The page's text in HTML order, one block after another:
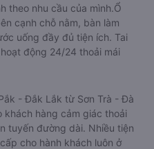
theo nhu cầu của mình.Ổ
cạnh chỗ nằm, bàn làm
uống đầy đủ tiện ích. Tai
động 24/24 thoải mái
- Đắk Lắk từ Sơn Trà - Đà
hàng cảm giác thoải
tuyến đường dài. Nhiều tiện
cho hành khách luôn ở